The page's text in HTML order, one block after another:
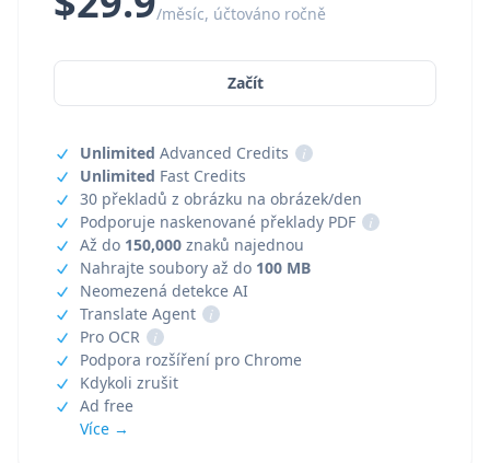
/měsíc, účtováno ročně
Začít
Unlimited Advanced Credits
i
Unlimited Fast Credits
30 překladů z obrázku na obrázek/den
Podporuje naskenované překlady PDF
i
Až do 150,000 znaků najednou
Nahrajte soubory až do 100 MB
Neomezená detekce AI
Translate Agent
i
Pro OCR
i
Podpora rozšíření pro Chrome
Kdykoli zrušit
Ad free
Více →